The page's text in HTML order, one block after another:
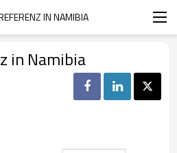
IN NAMIBIA
in Namibia